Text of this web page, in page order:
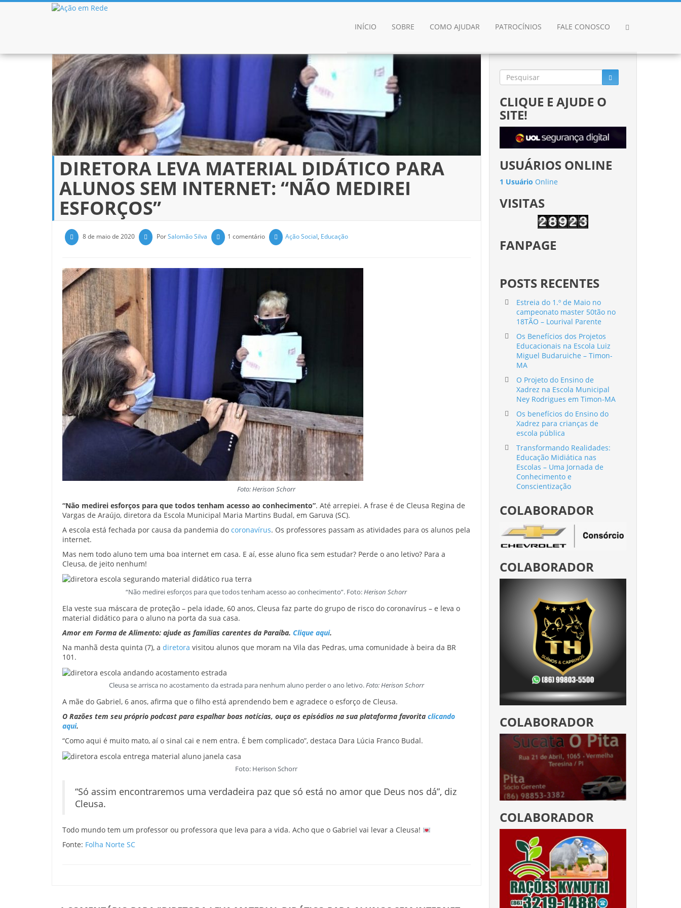
INÍCIO SOBRE COMO AJUDAR PATROCÍNIOS FALE CONOSCO
Pular para o conteúdo
DIRETORA LEVA MATERIAL DIDÁTICO PARA
ALUNOS SEM INTERNET: “NÃO MEDIREI
ESFORÇOS”
8 de maio de 2020 PorSalomão Silva 1 comentário Ação Social, Educação
Foto: Herison Schorr
“Não medirei esforços para que todos tenham acesso ao conhecimento”. Até arrepiei. A frase é de Cleusa Regina de
Vargas de Araújo, diretora da Escola Municipal Maria Martins Budal, em Garuva (SC).
A escola está fechada por causa da pandemia do coronavírus. Os professores passam as atividades para os alunos pela
internet.
Mas nem todo aluno tem uma boa internet em casa. E aí, esse aluno fica sem estudar? Perde o ano letivo? Para a
Cleusa, de jeito nenhum!
“Não medirei esforços para que todos tenham acesso ao conhecimento”. Foto:Herison Schorr
Ela veste sua máscara de proteção – pela idade, 60 anos, Cleusa faz parte do grupo de risco do coronavírus – e leva o
material didático para o aluno na porta da sua casa.
Amor em Forma de Alimento: ajude as famílias carentes da Paraíba. Clique aqui.
Na manhã desta quinta (7), a diretora visitou alunos que moram na Vila das Pedras, uma comunidade à beira da BR
101.
Cleusa se arrisca no acostamento da estrada para nenhum aluno perder o ano letivo.Foto: Herison Schorr
A mãe do Gabriel, 6 anos, afirma que o filho está aprendendo bem e agradece o esforço de Cleusa.
O Razões tem seu próprio podcast para espalhar boas notícias, ouça os episódios na sua plataforma favorita clicando
aqui.
“Como aqui é muito mato, aí o sinal cai e nem entra. É bem complicado”, destaca Dara Lúcia Franco Budal.
Foto: Herison Schorr
“Só assim encontraremos uma verdadeira paz que só está no amor que Deus nos dá”, diz
Cleusa.
Todo mundo tem um professor ou professora que leva para a vida. Acho que o Gabriel vai levar a Cleusa!
Fonte: Folha Norte SC
CLIQUE E AJUDE O
SITE!
USUÁRIOS ONLINE
1 Usuário Online
VISITAS
FANPAGE
POSTS RECENTES
Estreia do 1.º de Maio no
campeonato master 50tão no
18TÃO – Lourival Parente
Os Benefícios dos Projetos
Educacionais na Escola Luiz
Miguel Budaruiche – Timon-
MA
O Projeto do Ensino de
Xadrez na Escola Municipal
Ney Rodrigues em Timon-MA
Os benefícios do Ensino do
Xadrez para crianças de
escola pública
Transformando Realidades:
Educação Midiática nas
Escolas – Uma Jornada de
Conhecimento e
Conscientização
COLABORADOR
COLABORADOR
COLABORADOR
COLABORADOR